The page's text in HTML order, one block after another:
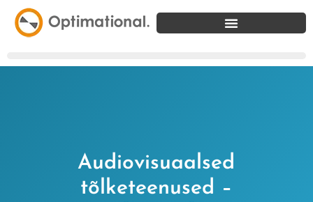
Audiovisuaalsed
tõlketeenused –